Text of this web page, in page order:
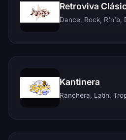
Retroviva
Kantinera
Ranchera, Latin,